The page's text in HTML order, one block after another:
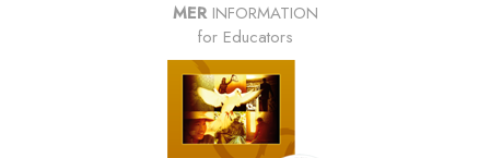
MER INFORMATION
for Educators